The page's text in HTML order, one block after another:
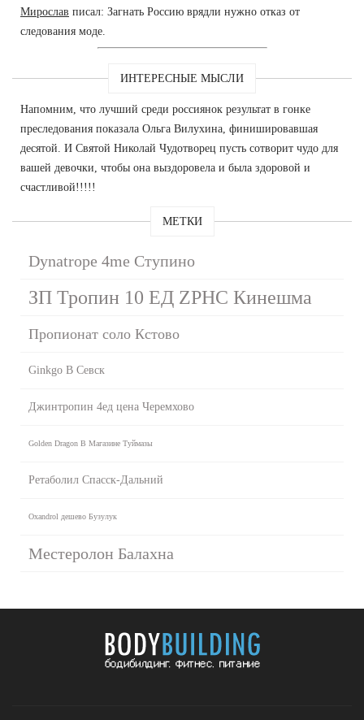
Мирослав писал: Загнать Россию врядли нужно отказ от
следования моде.
ИНТЕРЕСНЫЕ МЫСЛИ
Напомним, что лучший среди россиянок результат в гонке
преследования показала Ольга Вилухина, финишировавшая
десятой. И Святой Николай Чудотворец пусть сотворит чудо для
вашей девочки, чтобы она выздоровела и была здоровой и
счастливой!!!!!
МЕТКИ
Dynatrope 4me Ступино
ЗП Тропин 10 ЕД ZPHC Кинешма
Пропионат соло Кстово
Ginkgo B Севск
Джинтропин 4ед цена Черемхово
Golden Dragon В Магазине Туймазы
Ретаболил Спасск-Дальний
Oxandrol дешево Бузулук
Местеролон Балахна